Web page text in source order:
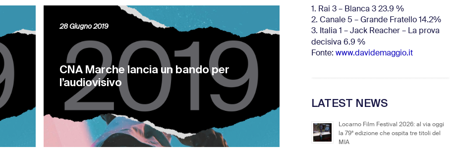
CNA Marche lancia un bando per
l’audiovisivo
28 Giugno 2019
1. Rai 3 – Blanca 3 23.9 %
2. Canale 5 – Grande Fratello 14.2%
3. Italia 1 – Jack Reacher – La prova
decisiva 6.9 %
Fonte: www.davidemaggio.it
LATEST NEWS
Locarno Film Festival 2026: al via oggi
la 79ª edizione che ospita tre titoli del
MIA